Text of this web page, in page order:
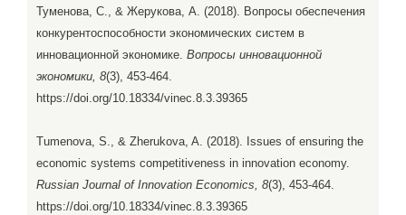
Туменова, С., & Жерукова, А. (2018). Вопросы обеспечения
конкурентоспособности экономических систем в
инновационной экономике. Вопросы инновационной
экономики, 8(3), 453-464.
https://doi.org/10.18334/vinec.8.3.39365
Tumenova, S., & Zherukova, A. (2018). Issues of ensuring the
economic systems competitiveness in innovation economy.
Russian Journal of Innovation Economics, 8(3), 453-464.
https://doi.org/10.18334/vinec.8.3.39365